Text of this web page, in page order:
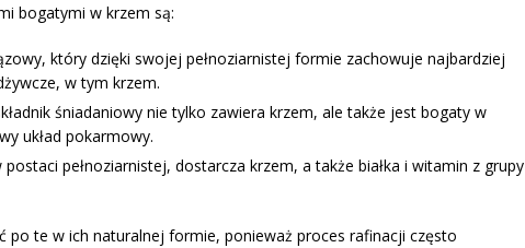
bogatymi w krzem są:
który dzięki swojej pełnoziarnistej formie zachowuje najbardziej
w tym krzem.
śniadaniowy nie tylko zawiera krzem, ale także jest bogaty w
układ pokarmowy.
postaci pełnoziarnistej, dostarcza krzem, a także białka i witamin z grupy
po te w ich naturalnej formie, ponieważ proces rafinacji często